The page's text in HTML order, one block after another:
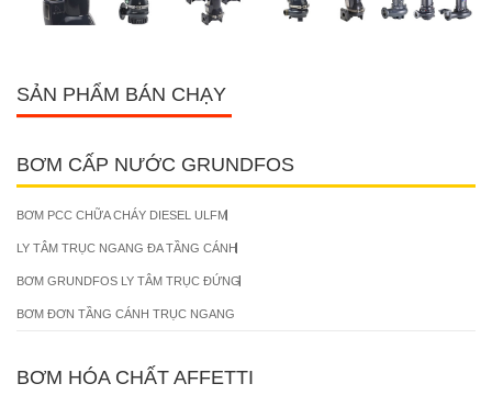
SẢN PHẨM BÁN CHẠY
BƠM CẤP NƯỚC GRUNDFOS
BƠM PCC CHỮA CHÁY DIESEL ULFM
LY TÂM TRỤC NGANG ĐA TẦNG CÁNH
BƠM GRUNDFOS LY TÂM TRỤC ĐỨNG
BƠM ĐƠN TẦNG CÁNH TRỤC NGANG
BƠM HÓA CHẤT AFFETTI